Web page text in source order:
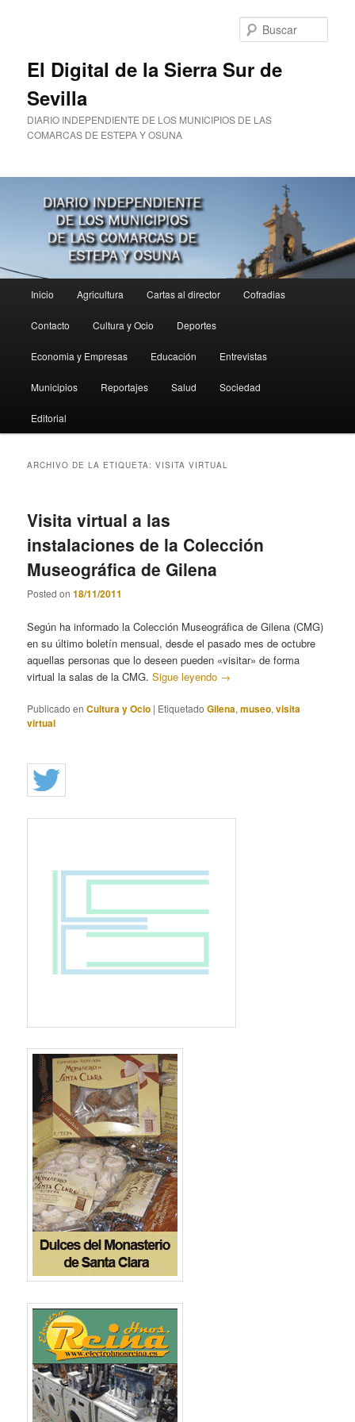
El Digital de la Sierra Sur de
Sevilla
DIARIO INDEPENDIENTE DE LOS MUNICIPIOS DE LAS
COMARCAS DE ESTEPA Y OSUNA
principal
Inicio Agricultura Cartas al director Cofradias
Contacto Cultura y Ocio Deportes
Economia y Empresas Educación Entrevistas
Municipios Reportajes Salud Sociedad
Editorial
ARCHIVO DE LA ETIQUETA:VISITA VIRTUAL
Visita virtual a las
instalaciones de la Colección
Museográfica de Gilena
Posted on18/11/2011
Según ha informado la Colección Museográfica de Gilena (CMG)
en su último boletín mensual, desde el pasado mes de octubre
aquellas personas que lo deseen pueden «visitar» de forma
virtual la salas de la CMG.Sigue leyendo →
Publicado en Cultura y Ocio | Etiquetado Gilena,museo,visita
virtual